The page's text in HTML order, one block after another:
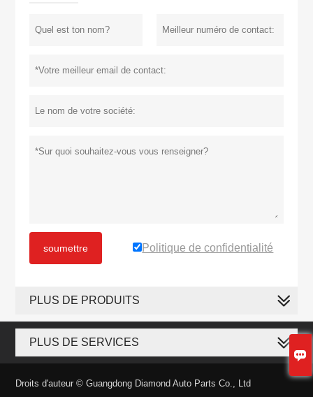

soumettre Politique de confidentialité
PLUS DE PRODUITS
PLUS DE SERVICES
Droits d'auteur © Guangdong Diamond Auto Parts Co., Ltd